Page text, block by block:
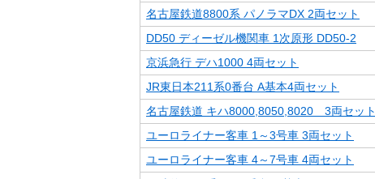
名古屋鉄道8800系 パノラマDX 2両セット
DD50 ディーゼル機関車 1次原形 DD50-2
京浜急行 デハ1000 4両セット
JR東日本211系0番台 A基本4両セット
名古屋鉄道 キハ8000,8050,8020 3両セット
ユーロライナー客車 1～3号車 3両セット
ユーロライナー客車 4～7号車 4両セット